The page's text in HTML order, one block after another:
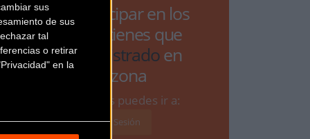
sus
de sus
tal
o retirar
en la
Para participar en los
debates tienes que
estar
registradoen
Bikezona
Si ya lo estás puedes ir a:
Iniciar Sesión